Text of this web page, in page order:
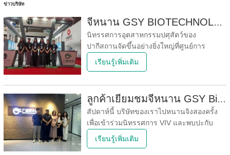
ข่าวบริษัท
จี่หนาน GSY BIOTECHNOLOGY CO., LTD. เข้าร่วมในงาน IPEX นิทรรศการปศุสัตว์นานาชาติของปากีสถานปี 2024
นิทรรศการอุตสาหกรรมปศุสัตว์ของ
ปากีสถานจัดขึ้นอย่างยิ่งใหญ่ที่ศูนย์การ
ประชุมและนิทรรศการนานาชาติละฮอร์ใน
ปากีสถาน ระหว่างวันที่ 26-28 กันยายน 2567
นโยบายหน่วยงานภาครัฐมากกว่า 5,000 ราย
จากอาร์เจนตินา จีน ฝรั่งเศส เยอรมนี
เรียนรู้เพิ่มเติม
ลูกค้าเยี่ยมชมจี่หนาน GSY Biotechnology Co.,Ltd
สัปดาห์นี้ บริษัทของเราไปหนานจิงสองครั้ง
เพื่อเข้าร่วมนิทรรศการ VIV และพบปะกับ
ลูกค้าระยะยาว ในระหว่างการเฉลิมฉลองนี้ ผู้
จัดการแผนกการค้าต่างประเทศของเราได้
เรียนรู้เพิ่มเติม